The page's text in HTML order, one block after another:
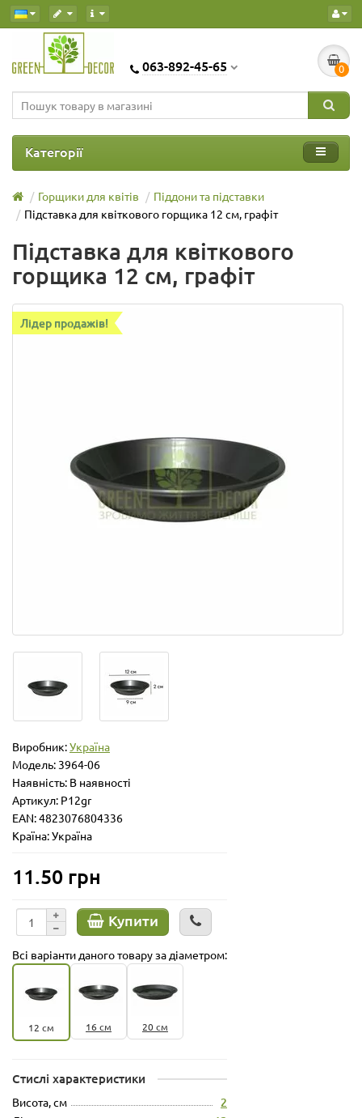
063-892-45-65 0
Категорії
Горщики для квітів
Піддони та підставки
Підставка для квіткового горщика 12 см, графіт
Підставка для квіткового
горщика 12 см, графіт
Лідер продажів!
Виробник:Україна
Модель: 3964-06
Наявність: В наявності
Артикул: P12gr
EAN: 4823076804336
Країна: Україна
11.50 грн
Купити
Всі варіанти даного товару за діаметром:
12 см 16 см 20 см
Стислі характеристики
Висота, см 2